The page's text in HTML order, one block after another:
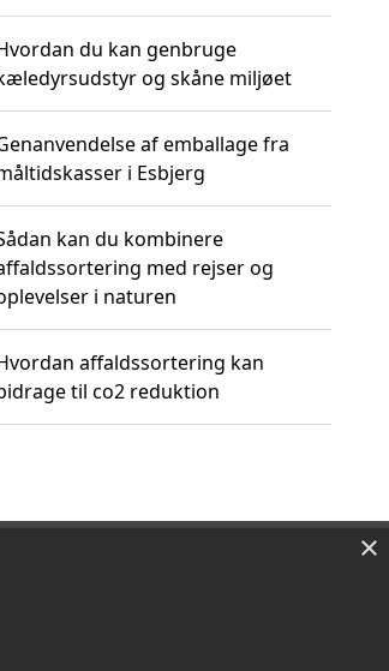
du kan genbruge
og skåne miljøet
af emballage fra
i Esbjerg
kan du kombinere
med rejser og
i naturen
affaldssortering kan
til co2 reduktion
×